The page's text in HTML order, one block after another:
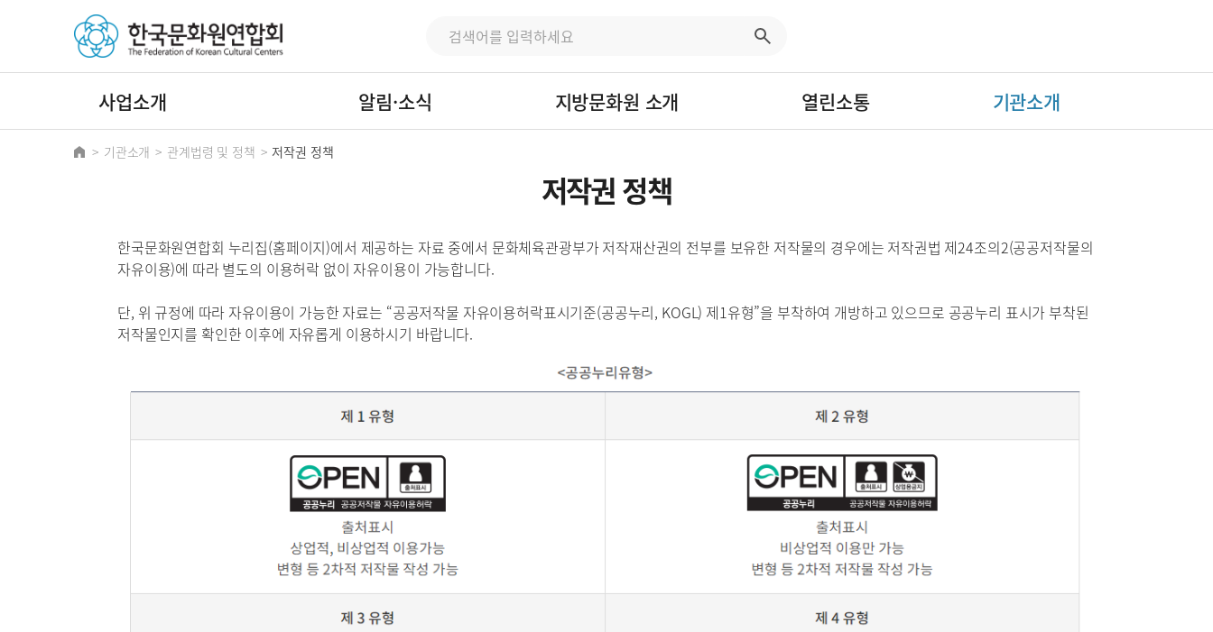
사업소개 알림·소식 지방문화원 소개 열린소통 기관소개
기관소개 관계법령 및 정책 저작권 정책
저작권 정책
한국문화원연합회 누리집(홈페이지)에서 제공하는 자료 중에서 문화체육관광부가 저작재산권의 전부를 보유한 저작물의 경우에는 저작권법 제24조의2(공공저작물의
자유이용)에 따라 별도의 이용허락 없이 자유이용이 가능합니다.
단, 위 규정에 따라 자유이용이 가능한 자료는 “공공저작물 자유이용허락표시기준(공공누리, KOGL) 제1유형”을 부착하여 개방하고 있으므로 공공누리 표시가 부착된
저작물인지를 확인한 이후에 자유롭게 이용하시기 바랍니다.